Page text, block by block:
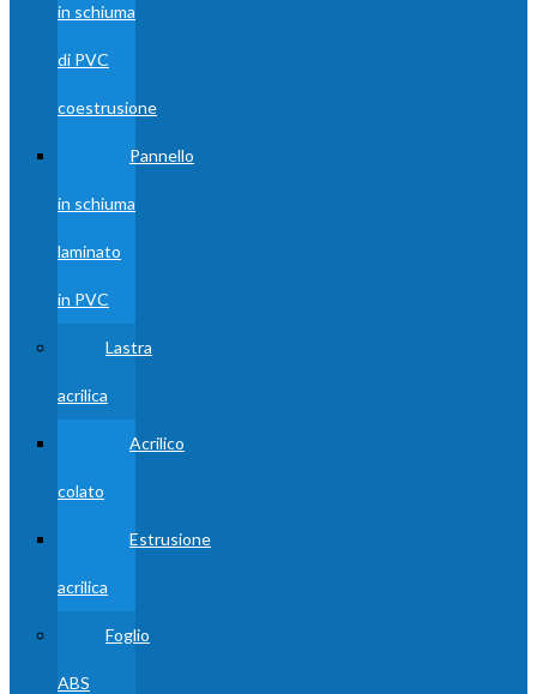
in schiuma
di PVC
coestrusione
Pannello
in schiuma
laminato
in PVC
Lastra
acrilica
Acrilico
colato
Estrusione
acrilica
Foglio
ABS